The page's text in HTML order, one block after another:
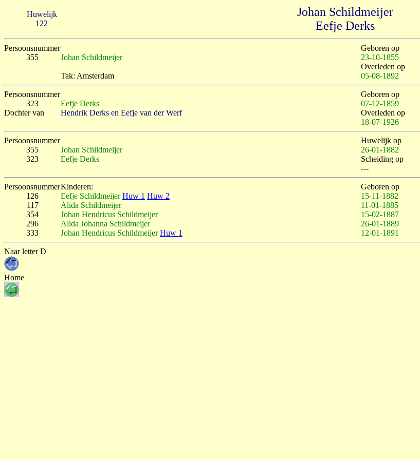
Huwelijk
122
Johan Schildmeijer
Eefje Derks
Persoonsnummer Geboren op
355
Johan Schildmeijer 23-10-1855
Overleden op
Tak: Amsterdam
05-08-1892
Persoonsnummer Geboren op
323
Eefje Derks 07-12-1859
Dochter van
Hendrik Derks en Eefje van der Werf Overleden op
18-07-1926
Persoonsnummer Huwelijk op
355
Johan Schildmeijer 26-01-1882
323
Eefje Derks Scheiding op
---
PersoonsnummerKinderen: Geboren op
126
Eefje Schildmeijer Huw 1 Huw 2 15-11-1882
117
Alida Schildmeijer 11-01-1885
354
Johan Hendricus Schildmeijer 15-02-1887
296
Alida Johanna Schildmeijer 26-01-1889
333
Johan Hendricus Schildmeijer Huw 1 12-01-1891
Naar letter D
Home